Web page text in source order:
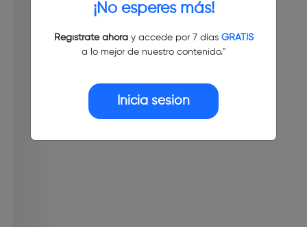
¡No esperes más!
Regístrate ahoray accede por 7 días GRATIS
a lo mejor de nuestro contenido."
Inicia sesión